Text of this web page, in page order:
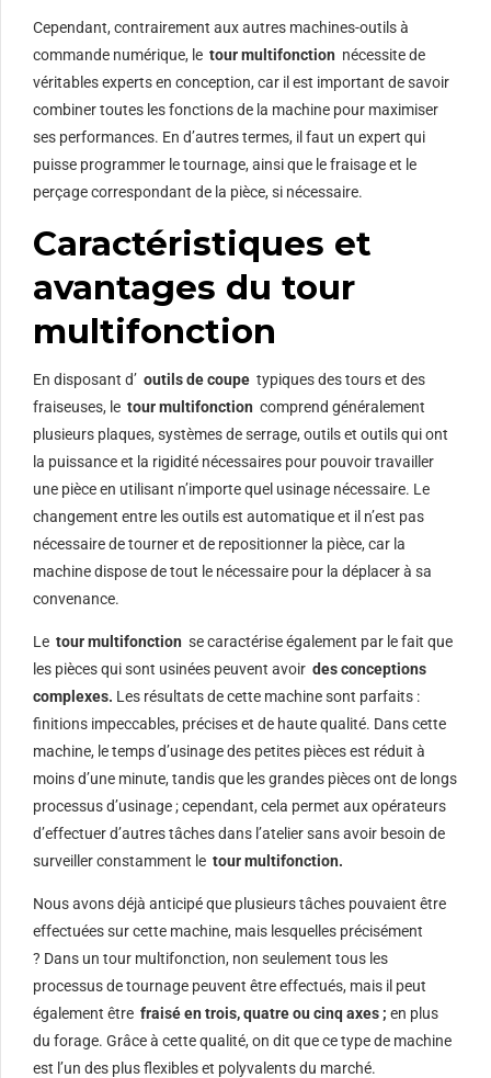
Cependant, contrairement aux autres machines-outils à
commande numérique, le tour multifonction nécessite de
véritables experts en conception, car il est important de savoir
combiner toutes les fonctions de la machine pour maximiser
ses performances. En d’autres termes, il faut un expert qui
puisse programmer le tournage, ainsi que le fraisage et le
perçage correspondant de la pièce, si nécessaire.
Caractéristiques et
avantages du tour
multifonction
En disposant d’ outils de coupe typiques des tours et des
fraiseuses, le tour multifonction comprend généralement
plusieurs plaques, systèmes de serrage, outils et outils qui ont
la puissance et la rigidité nécessaires pour pouvoir travailler
une pièce en utilisant n’importe quel usinage nécessaire. Le
changement entre les outils est automatique et il n’est pas
nécessaire de tourner et de repositionner la pièce, car la
machine dispose de tout le nécessaire pour la déplacer à sa
convenance.
Le tour multifonction se caractérise également par le fait que
les pièces qui sont usinées peuvent avoir des conceptions
complexes. Les résultats de cette machine sont parfaits :
finitions impeccables, précises et de haute qualité. Dans cette
machine, le temps d’usinage des petites pièces est réduit à
moins d’une minute, tandis que les grandes pièces ont de longs
processus d’usinage ; cependant, cela permet aux opérateurs
d’effectuer d’autres tâches dans l’atelier sans avoir besoin de
surveiller constamment le tour multifonction.
Nous avons déjà anticipé que plusieurs tâches pouvaient être
effectuées sur cette machine, mais lesquelles précisément
? Dans un tour multifonction, non seulement tous les
processus de tournage peuvent être effectués, mais il peut
également être fraisé en trois, quatre ou cinq axes ; en plus
du forage. Grâce à cette qualité, on dit que ce type de machine
est l’un des plus flexibles et polyvalents du marché.